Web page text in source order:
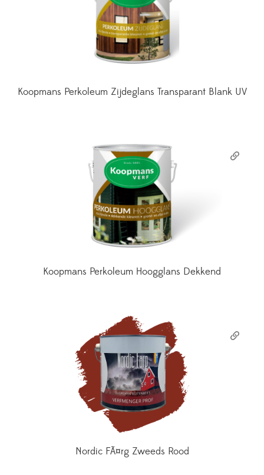
Koopmans Perkoleum Zijdeglans Transparant Blank UV
Koopmans Perkoleum Hoogglans Dekkend
Nordic FÃ¤rg Zweeds Rood